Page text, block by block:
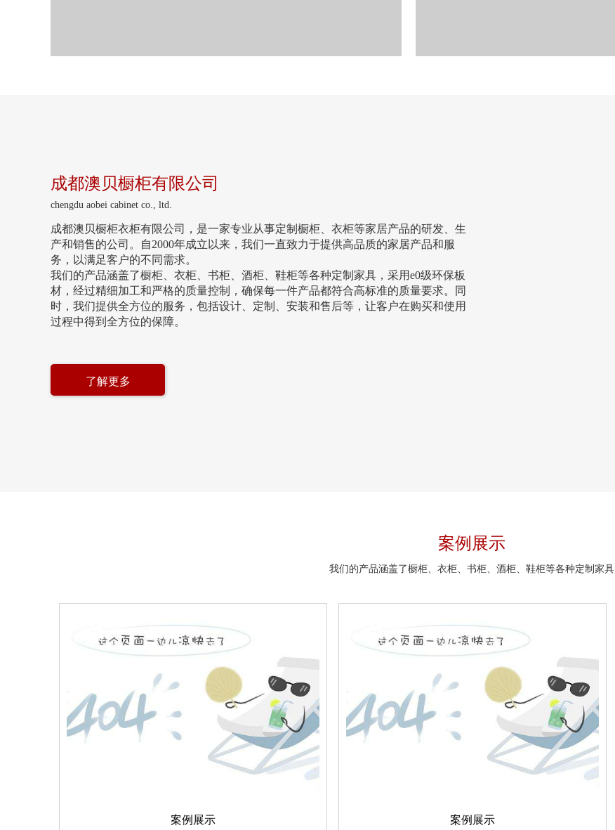
案例展示
我们的产品涵盖了橱柜、衣柜、书柜、酒柜、鞋柜等各种定制家具
成都澳贝橱柜衣柜有限公司，是一家专业从事定制橱柜、衣柜等家居产品的研发、生
产和销售的公司。自2000年成立以来，我们一直致力于提供高品质的家居产品和服
务，以满足客户的不同需求。
我们的产品涵盖了橱柜、衣柜、书柜、酒柜、鞋柜等各种定制家具，采用e0级环保板
材，经过精细加工和严格的质量控制，确保每一件产品都符合高标准的质量要求。同
时，我们提供全方位的服务，包括设计、定制、安装和售后等，让客户在购买和使用
过程中得到全方位的保障。
成都澳贝橱柜有限公司
chengdu aobei cabinet co., ltd.
了解更多
案例展示 案例展示